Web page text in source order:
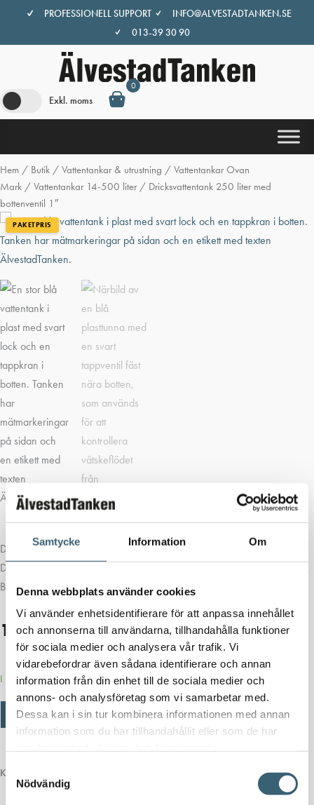
Samtycke Information Om
Denna webbplats använder cookies
Vi använder enhetsidentifierare för att anpassa innehållet
och annonserna till användarna, tillhandahålla funktioner
för sociala medier och analysera vår trafik. Vi
vidarebefordrar även sådana identifierare och annan
information från din enhet till de sociala medier och
annons- och analysföretag som vi samarbetar med.
Dessa kan i sin tur kombinera informationen med annan
information som du har tillhandahållit eller som de har
Samtyckesval
Nödvändig
innehåll
PROFESSIONELL SUPPORT
INFO@ALVESTADTANKEN.SE
013-39 30 90
Exkl. moms
0
Hem / Butik / Vattentankar & utrustning / Vattentankar Ovan
Mark / Vattentankar 14-500 liter/ Dricksvattentank 250 liter med
bottenventil 1″
PAKETPRIS
Dricksvattentank 250 liter med bottenventil 1″
Dricksvattentank
med bottenventil 1″ byggd på en vattentank
BC-250 liter.
1 990kr
I lager
med
1"
mängd
+ Lägg till i varukorg
Kategori: